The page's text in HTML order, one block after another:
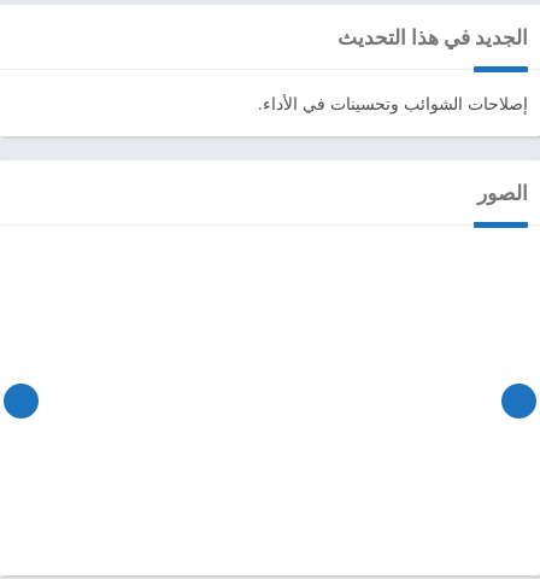
الجديد في هذا التحديث
إصلاحات الشوائب وتحسينات في الأداء.
الصور